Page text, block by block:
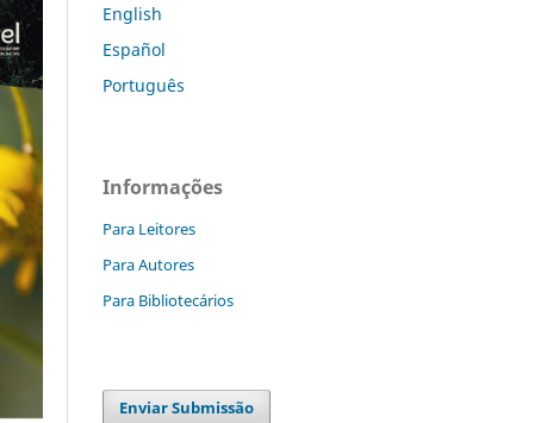
English
Español
Português
Informações
Para Leitores
Para Autores
Para Bibliotecários
Enviar Submissão